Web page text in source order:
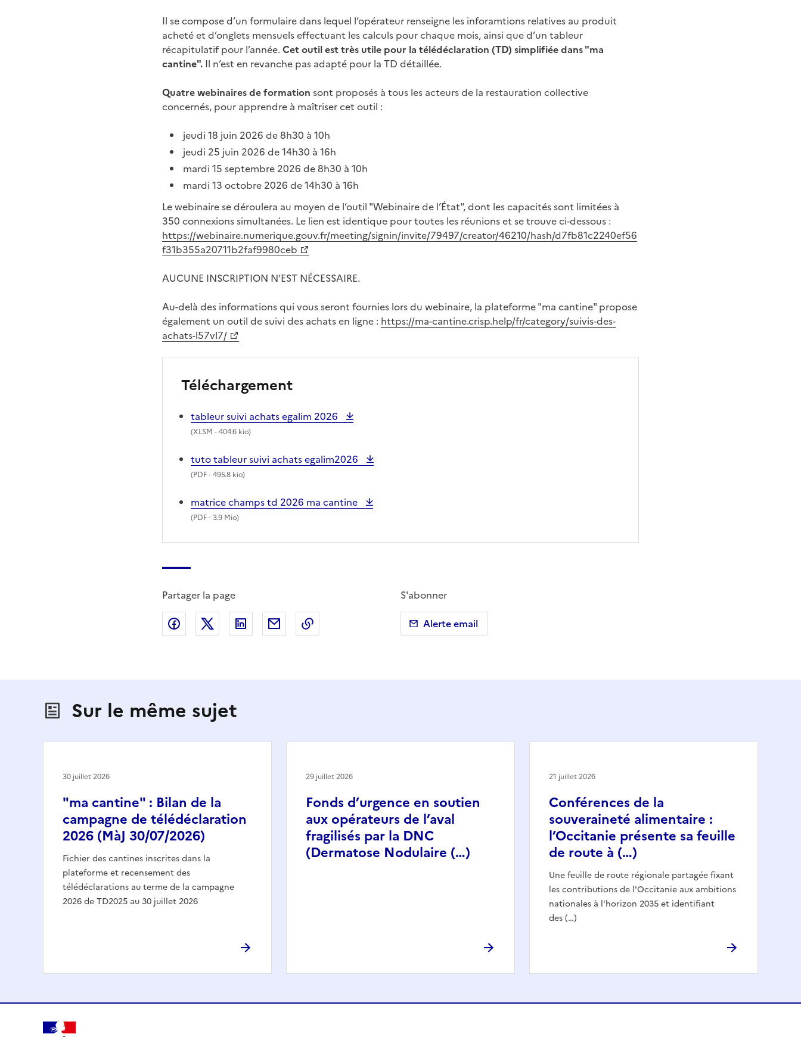
Il se compose d’un formulaire dans lequel l’opérateur renseigne les inforamtions relatives au produit
acheté et d’onglets mensuels effectuant les calculs pour chaque mois, ainsi que d’un tableur
récapitulatif pour l’année. Cet outil est très utile pour la télédéclaration (TD) simplifiée dans "ma
cantine". Il n’est en revanche pas adapté pour la TD détaillée.
Quatre webinaires de formation sont proposés à tous les acteurs de la restauration collective
concernés, pour apprendre à maîtriser cet outil :
jeudi 18 juin 2026 de 8h30 à 10h
jeudi 25 juin 2026 de 14h30 à 16h
mardi 15 septembre 2026 de 8h30 à 10h
mardi 13 octobre 2026 de 14h30 à 16h
Le webinaire se déroulera au moyen de l’outil "Webinaire de l’État", dont les capacités sont limitées à
350 connexions simultanées. Le lien est identique pour toutes les réunions et se trouve ci-dessous :
https://webinaire.numerique.gouv.fr/meeting/signin/invite/79497/creator/46210/hash/d7fb81c2240ef56
f31b355a20711b2faf9980ceb
AUCUNE INSCRIPTION N’EST NÉCESSAIRE.
Au-delà des informations qui vous seront fournies lors du webinaire, la plateforme "ma cantine" propose
également un outil de suivi des achats en ligne : https://ma-cantine.crisp.help/fr/category/suivis-des-
achats-l57vl7/
Téléchargement
tableur suivi achats egalim 2026
(XLSM - 404.6 kio)
tuto tableur suivi achats egalim2026
(PDF- 495.8 kio)
matrice champs td 2026 ma cantine
(PDF- 3.9 Mio)
Partager la page
Partager sur Facebook
Partager sur X (anciennement Twitter)
Partager sur LinkedIn
Partager par emailCopier dans le presse-papier
S'abonner
Alerte email
Sur le même sujet
"ma cantine" : Bilan de la
campagne de télédéclaration
2026 (MàJ 30/07/2026)
Fichier des cantines inscrites dans la
plateforme et recensement des
télédéclarations au terme de la campagne
2026 de TD2025 au 30 juillet 2026
30 juillet 2026
Fonds d’urgence en soutien
aux opérateurs de l’aval
fragilisés par la DNC
(Dermatose Nodulaire (…)
29 juillet 2026
Conférences de la
souveraineté alimentaire :
l’Occitanie présente sa feuille
de route à (…)
Une feuille de route régionale partagée fixant
les contributions de l'Occitanie aux ambitions
nationales à l'horizon 2035 et identifiant
des (…)
21 juillet 2026